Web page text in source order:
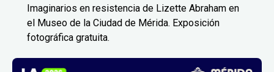
Imaginarios en resistencia de Lizette Abraham en
el Museo de la Ciudad de Mérida. Exposición
fotográfica gratuita.